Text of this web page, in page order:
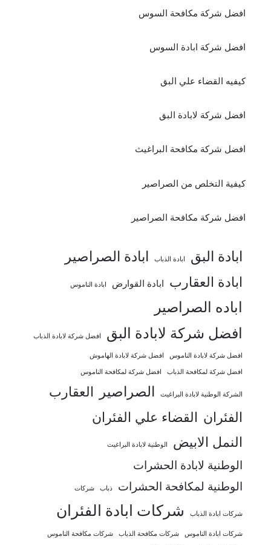
افضل شركة مكافحة السوس
افضل شركة ابادة السوس
كيفيه القضاء علي البق
افضل شركة لابادة البق
افضل شركة مكافحة البراغيث
كيفية التخلص من الصراصير
افضل شركة مكافحة الصراصير
ابادة البق ابادة الذباب ابادة الصراصير
ابادة العقارب ابادة القوارض ابادة الناموس
اباده الصراصير
افضل شركة لابادة البق
افضل شركة لابادة الذباب
افضل شركة لابادة الناموس افضل شركة لابادة الهاموش
افضل شركة لمكافحة الذباب افضل شركة لمكافحة الناموس
الشركة الوطنية لابادة البراغيث الصراصير
العقارب
الفئران القضاء علي الفئران
النمل الابيض
الوطنية لابادة البراغيث
الوطنية لابادة الحشرات
الوطنية لمكافحة الحشرات
ذباب شركات
شركات ابادة الذباب شركات ابادة الفئران
شركات ابادة الناموس شركات مكافحة الذباب شركات مكافحة الناموس